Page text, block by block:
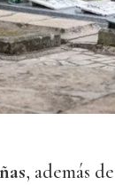
, además de